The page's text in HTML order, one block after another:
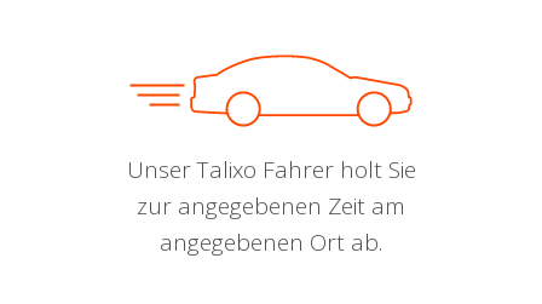
Unser Talixo Fahrer holt Sie
zur angegebenen Zeit am
angegebenen Ort ab.